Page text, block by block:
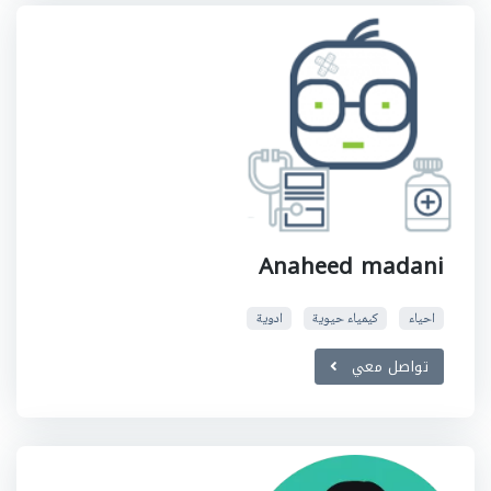
Anaheed madani
احياء كيمياء حيوية ادوية
تواصل معي